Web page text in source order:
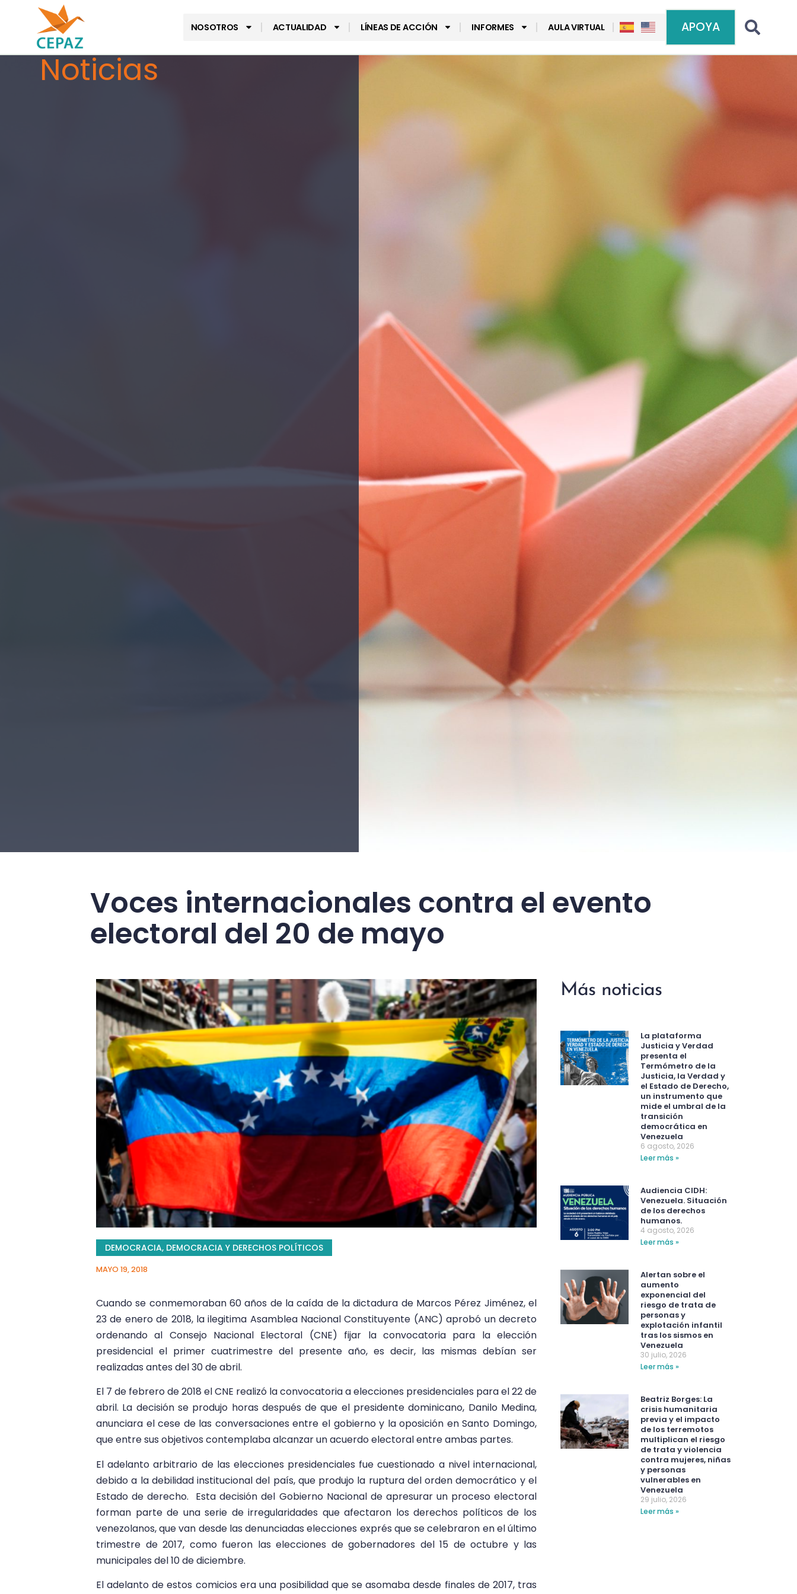
NOSOTROS ACTUALIDAD LÍNEAS DE ACCIÓN INFORMES AULA VIRTUAL APOYA
Noticias
Voces internacionales contra el evento
electoral del 20 de mayo
DEMOCRACIA, DEMOCRACIA Y DERECHOS POLÍTICOS
MAYO 19, 2018
Cuando se conmemoraban 60 años de la caída de la dictadura de Marcos Pérez Jiménez, el
23 de enero de 2018, la ilegitima Asamblea Nacional Constituyente (ANC) aprobó un decreto
ordenando al Consejo Nacional Electoral (CNE) fijar la convocatoria para la elección
presidencial el primer cuatrimestre del presente año, es decir, las mismas debían ser
realizadas antes del 30 de abril.
El 7 de febrero de 2018 el CNE realizó la convocatoria a elecciones presidenciales para el 22 de
abril. La decisión se produjo horas después de que el presidente dominicano, Danilo Medina,
anunciara el cese de las conversaciones entre el gobierno y la oposición en Santo Domingo,
que entre sus objetivos contemplaba alcanzar un acuerdo electoral entre ambas partes.
El adelanto arbitrario de las elecciones presidenciales fue cuestionado a nivel internacional,
debido a la debilidad institucional del país, que produjo la ruptura del orden democrático y el
Estado de derecho. Esta decisión del Gobierno Nacional de apresurar un proceso electoral
forman parte de una serie de irregularidades que afectaron los derechos políticos de los
venezolanos, que van desde las denunciadas elecciones exprés que se celebraron en el último
trimestre de 2017, como fueron las elecciones de gobernadores del 15 de octubre y las
municipales del 10 de diciembre.
El adelanto de estos comicios era una posibilidad que se asomaba desde finales de 2017, tras
Más noticias
La plataforma
Justicia y Verdad
presenta el
Termómetro de la
Justicia, la Verdad y
el Estado de Derecho,
un instrumento que
mide el umbral de la
transición
democrática en
Venezuela
6 agosto, 2026
Leer más »
Audiencia CIDH:
Venezuela. Situación
de los derechos
humanos.
4 agosto, 2026
Leer más »
Alertan sobre el
aumento
exponencial del
riesgo de trata de
personas y
explotación infantil
tras los sismos en
Venezuela
30 julio, 2026
Leer más »
Beatriz Borges: La
crisis humanitaria
previa y el impacto
de los terremotos
multiplican el riesgo
de trata y violencia
contra mujeres, niñas
y personas
vulnerables en
Venezuela
29 julio, 2026
Leer más »